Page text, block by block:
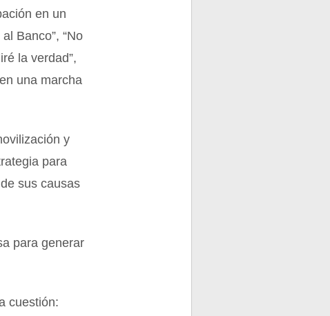
en un
Banco”, “No
la verdad”,
una marcha
y
para
sus causas
para generar
cuestión: